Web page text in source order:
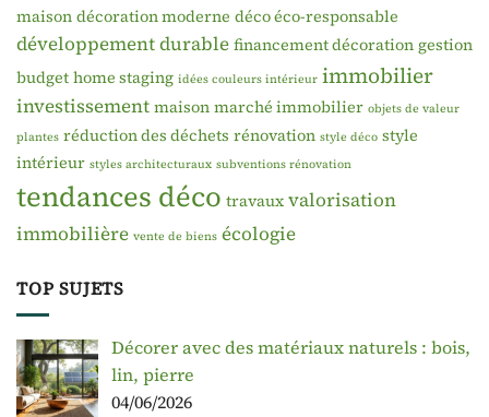
maison décoration moderne déco éco-responsable
développement durable financement décoration gestion
budget home staging idées couleurs intérieur immobilier
investissement maison marché immobilier objets de valeur
plantes réduction des déchets rénovation style déco style
intérieur styles architecturaux subventions rénovation
tendances déco travaux valorisation
immobilière vente de biens écologie
TOP SUJETS
Décorer avec des matériaux naturels : bois,
lin, pierre
04/06/2026